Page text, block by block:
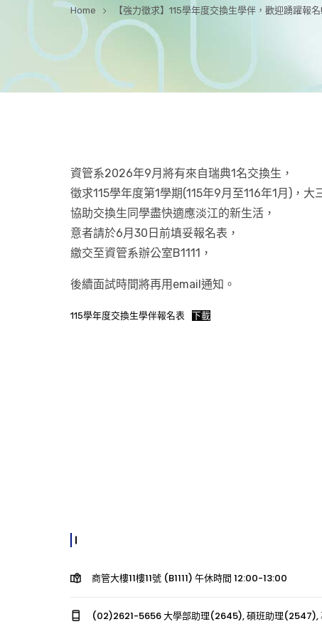
Home 【強力徵求】115學年度交換生學伴，歡迎踴躍報名!
資管系2026年9月將有來自瑞典1名交換生，
徵求115學年度第1學期(115年9月至116年1月)，
協助交換生同學盡快適應淡江的新生活，
意者請於6月30日前填妥報名表，
繳交至資管系辦公室B1111，
後續面試時間將再用email通知。
115學年度交換生學伴報名表 下載
商管大樓11樓11號 (B1111) 午休時間 12:00-13:00
(02)2621-5656 大學部助理(2645), 碩班助理